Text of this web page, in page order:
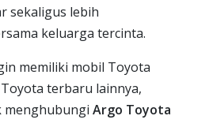
sekaligus lebih
keluarga tercinta.
memiliki mobil Toyota
terbaru lainnya,
menghubungi Argo Toyota